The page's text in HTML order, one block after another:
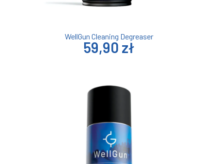
WellGun Cleaning Degreaser
59,90 zł